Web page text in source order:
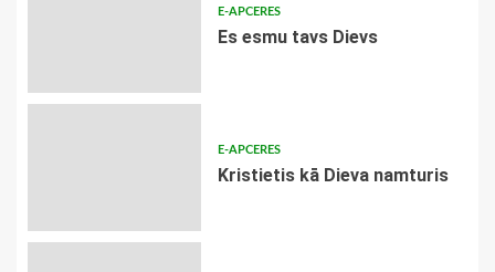
E-APCERES
Es esmu tavs Dievs
E-APCERES
Kristietis kā Dieva namturis